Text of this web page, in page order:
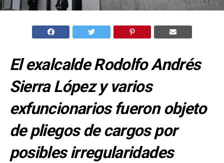
El exalcalde Rodolfo Andrés
Sierra López y varios
exfuncionarios fueron objeto
de pliegos de cargos por
posibles irregularidades